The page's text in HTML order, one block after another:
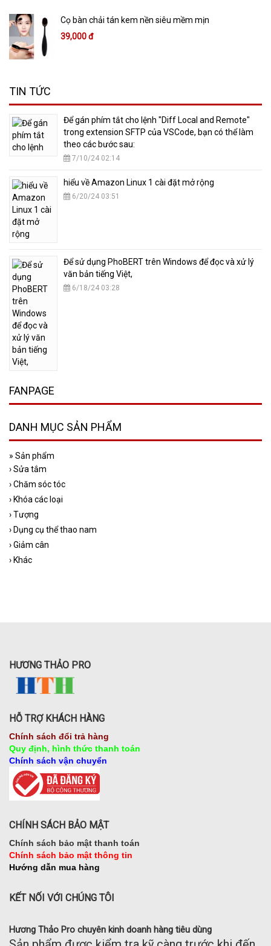
Hương Thảo Pro chuyên kinh doanh hàng tiêu dùng
Cọ bàn chải tán kem nền siêu mềm mịn
39,000 đ
TIN TỨC
​Để gán phím tắt cho lệnh "Diff Local and Remote"
trong extension SFTP của VSCode, bạn có thể làm
theo các bước sau:
7/10/24 02:14
hiểu về Amazon Linux 1 cài đặt mở rộng
6/20/24 03:51
​Để sử dụng PhoBERT trên Windows để đọc và xử lý
văn bản tiếng Việt,
6/18/24 03:28
FANPAGE
DANH MỤC SẢN PHẨM
» Sản phẩm
›Sửa tắm
›Chăm sóc tóc
› Khóa các loại
›Tượng
› Dụng cụ thể thao nam
›Giảm cân
› Khác
HƯƠNG THẢO PRO
HỖ TRỢ KHÁCH HÀNG
Chính sách đổi trả hàng
Quy định, hình thức thanh toán
Chính sách vận chuyển
CHÍNH SÁCH BẢO MẬT
Chính sách bảo mật thanh toán
Chính sách bảo mật thông tin
Hướng dẫn mua hàng
KẾT NỐI VỚI CHÚNG TÔI